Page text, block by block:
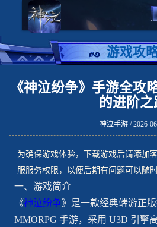
游戏攻
《神泣纷争》手游全攻
的进阶之
神泣手游 / 2026-
为确保游戏体验，下载游戏后请添加
服服务权限，以便后期有问题可以随
一、游戏简介
《神泣纷争》是一款经典端游正
MMORPG 手游，采用 U3D 引擎